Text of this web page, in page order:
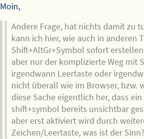
Moin,
Andere Frage, hat nichts damit zu
kann ich hier, wie auch in anderen
Shift+AltGr+Symbol sofort
aber nur der komplizierte Weg mit
irgendwann Leertaste oder
nicht überall wie im Browser, bzw.
diese Sache eigentlich her, dass
shift+symbol bereits unsichtbar
aber erst aktiviert wird durch
Zeichen/Leertaste, was ist der